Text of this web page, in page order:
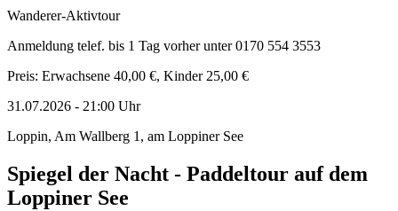
Wanderer-Aktivtour
Anmeldung telef. bis 1 Tag vorher unter 0170 554 3553
Preis: Erwachsene 40,00 €, Kinder 25,00 €
31.07.2026 - 21:00 Uhr
Loppin, Am Wallberg 1, am Loppiner See
Spiegel der Nacht - Paddeltour auf dem
Loppiner See